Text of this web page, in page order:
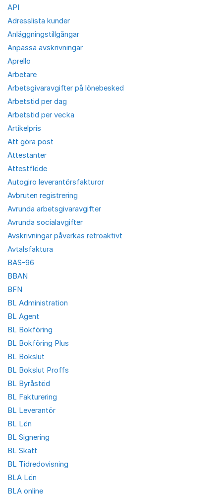
API
Adresslista kunder
Anläggningstillgångar
Anpassa avskrivningar
Aprello
Arbetare
Arbetsgivaravgifter på lönebesked
Arbetstid per dag
Arbetstid per vecka
Artikelpris
Att göra post
Attestanter
Attestflöde
Autogiro leverantörsfakturor
Avbruten registrering
Avrunda arbetsgivaravgifter
Avrunda socialavgifter
Avskrivningar påverkas retroaktivt
Avtalsfaktura
BAS-96
BBAN
BFN
BL Administration
BL Agent
BL Bokföring
BL Bokföring Plus
BL Bokslut
BL Bokslut Proffs
BL Byråstöd
BL Fakturering
BL Leverantör
BL Lön
BL Signering
BL Skatt
BL Tidredovisning
BLA Lön
BLA online